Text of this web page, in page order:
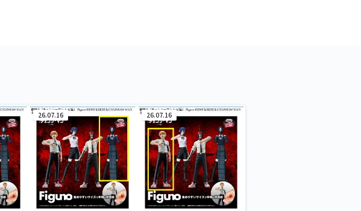
26.07.16 26.07.16